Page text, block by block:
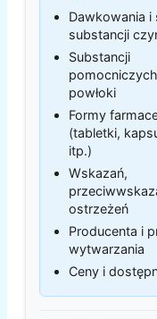
Dawkowania i
substancji
Substancji
powłoki
Formy
(tabletki,
itp.)
Wskazań,
ostrzeżeń
Producenta i
wytwarzania
Ceny i